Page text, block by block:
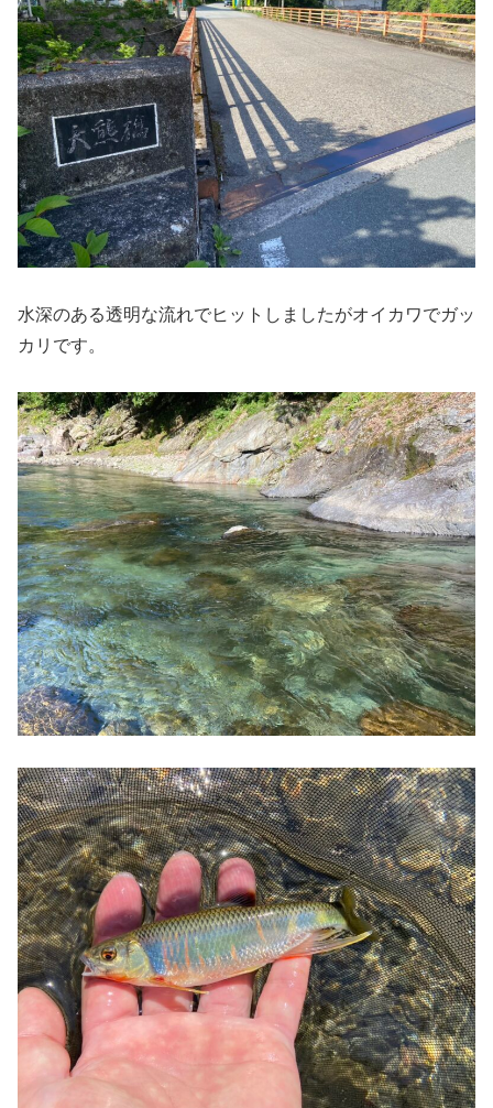
水深のある透明な流れでヒットしましたがオイカワでガッ
カリです。